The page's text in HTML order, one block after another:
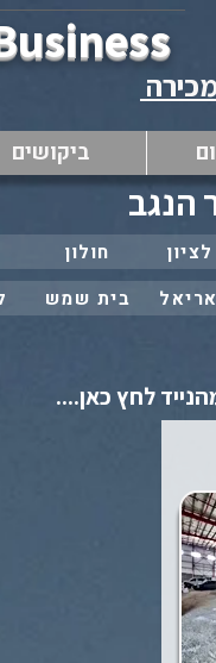
ביקושים
הנגב
חולון
בית שמש
לחץ כאן....